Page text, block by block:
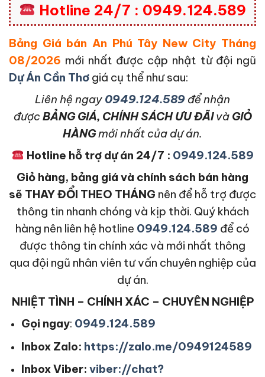
Hotline 24/7 : 0949.124.589
Bảng Giá bán An Phú Tây New City Tháng
08/2026 mới nhất được cập nhật từ đội ngũ
Dự Án Cần Thơ giá cụ thể như sau:
Liên hệ ngay 0949.124.589 để nhận
được BẢNG GIÁ, CHÍNH SÁCH ƯU ĐÃIvàGIỎ
HÀNGmới nhất của dự án.
Hotline hỗ trợ dự án 24/7 : 0949.124.589
Giỏ hàng, bảng giá và chính sách bán hàng
sẽ THAY ĐỔI THEO THÁNG nên để hỗ trợ được
thông tin nhanh chóng và kịp thời. Quý khách
hàng nên liên hệ hotline 0949.124.589 để có
được thông tin chính xác và mới nhất thông
qua đội ngũ nhân viên tư vấn chuyên nghiệp của
dự án.
NHIỆT TÌNH – CHÍNH XÁC – CHUYÊN NGHIỆP
Gọi ngay: 0949.124.589
Inbox Zalo: https://zalo.me/0949124589
Inbox Viber: viber://chat?